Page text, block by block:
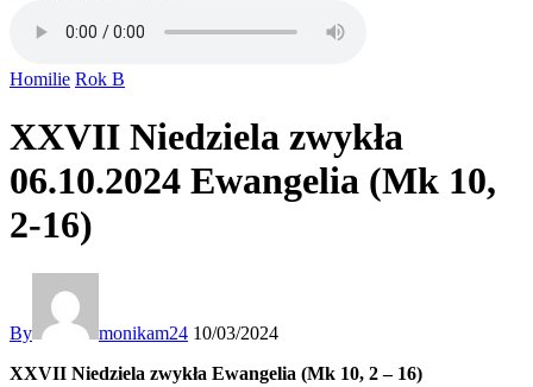
Homilie Rok B
XXVII Niedziela zwykła
06.10.2024 Ewangelia (Mk 10,
2-16)
By monikam24 10/03/2024
XXVII Niedziela zwykła Ewangelia (Mk 10, 2 – 16)